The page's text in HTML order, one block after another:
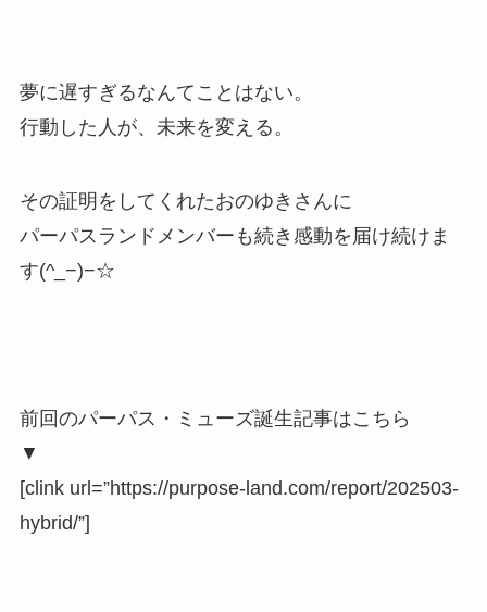
夢に遅すぎるなんてことはない。
行動した人が、未来を変える。
その証明をしてくれたおのゆきさんに
パーパスランドメンバーも続き感動を届け続けま
す(^_−)−☆
前回のパーパス・ミューズ誕生記事はこちら
▼
[clink url=”https://purpose-land.com/report/202503-
hybrid/”]